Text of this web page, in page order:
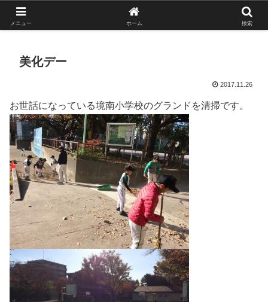
がんばれ！フルスイング！境南ブレーブス！
美化デー
2017.11.26
お世話になっている境南小学校のグランドを清掃です。
メニュー ホーム 検索